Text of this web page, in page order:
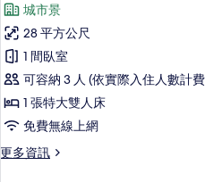
片
非
吸
煙
房
的
所
有
特
大
雙
人
床,
非
吸
煙
的
高
級
客
房,
1
張
特
城市景
28 平方公尺
1 間臥室
可容納 3 人 (依實際入住人數計
1 張特大雙人床
免費無線上網
更多資訊
更